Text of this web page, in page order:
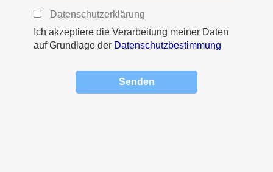
Datenschutzerklärung
Ich akzeptiere die Verarbeitung meiner Daten
auf Grundlage der Datenschutzbestimmung